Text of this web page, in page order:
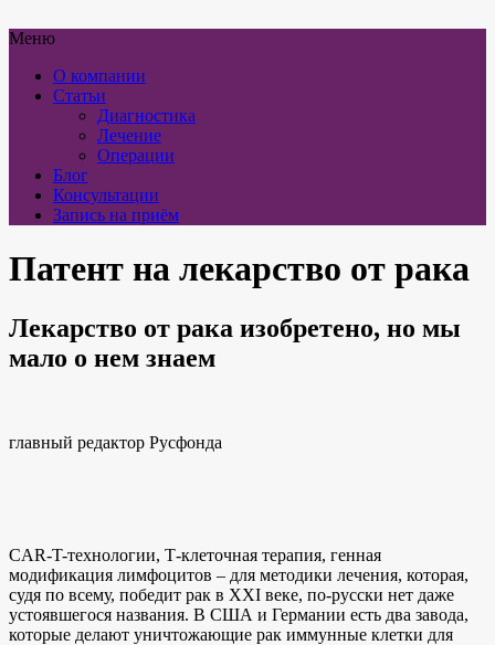
Меню
О компании
Статьи
Диагностика
Лечение
Операции
Блог
Консультации
Запись на приём
Патент на лекарство от рака
Лекарство от рака изобретено, но мы
мало о нем знаем
главный редактор Русфонда
CAR-T-технологии, Т‑клеточная терапия, генная
модификация лимфоцитов – для методики лечения, которая,
судя по всему, победит рак в XXI веке, по-русски нет даже
устоявшегося названия. В США и Германии есть два завода,
которые делают уничтожающие рак иммунные клетки для